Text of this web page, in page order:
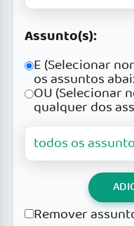
Assunto(s):
E (Selecionar
os assuntos
OU (Selecionar
qualquer dos
Remover